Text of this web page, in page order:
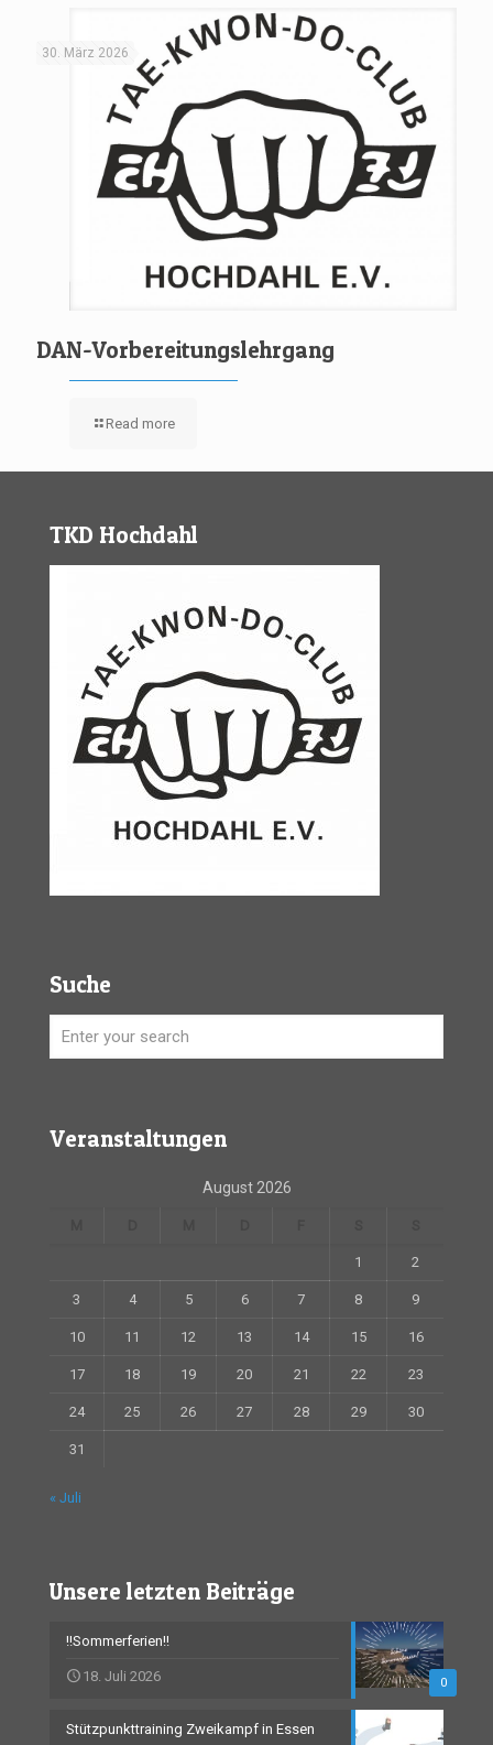
30. März 2026
DAN-Vorbereitungslehrgang
Read more
TKD Hochdahl
Suche
Veranstaltungen
August 2026
1 2
3 4 5 6 7 8 9
10 11 12 13 14 15 16
17 18 19 20 21 22 23
24 25 26 27 28 29 30
31
« Juli
Unsere letzten Beiträge
0
!!Sommerferien!!
18. Juli 2026
Stützpunkttraining Zweikampf in Essen